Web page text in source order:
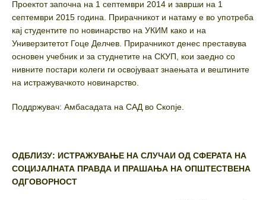
Проектот започна на 1 септември 2014 и заврши на 1
септември 2015 година. Прирачникот и натаму е во употреба
кај студентите по новинарство на УКИМ како и на
Универзитетот Гоце Делчев. Прирачникот денес преставува
основен учебник и за студнетите на СКУП, кои заедно со
нивните постари колеги ги освојуваат знаењата и вештините
на истражувачкото новинарство.
Поддржувач: Амбасадата на САД во Скопје.
ОДБЛИЗУ: ИСТРАЖУВАЊЕ НА СЛУЧАИ ОД СФЕРАТА НА
СОЦИЈАЛНАТА ПРАВДА И ПРАШАЊА НА ОПШТЕСТВЕНА
ОДГОВОРНОСТ